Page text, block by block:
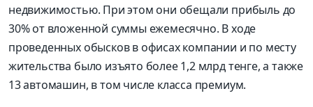
недвижимостью. При этом они обещали прибыль до
30% от вложенной суммы ежемесячно. В ходе
проведенных обысков в офисах компании и по месту
жительства было изъято более 1,2 млрд тенге, а также
13 автомашин, в том числе класса премиум.